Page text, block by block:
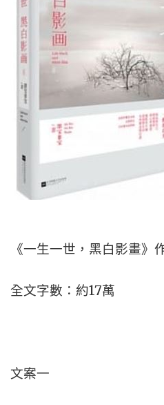
《一生一世，黑白影畫》
全文字數：約17萬
文案一